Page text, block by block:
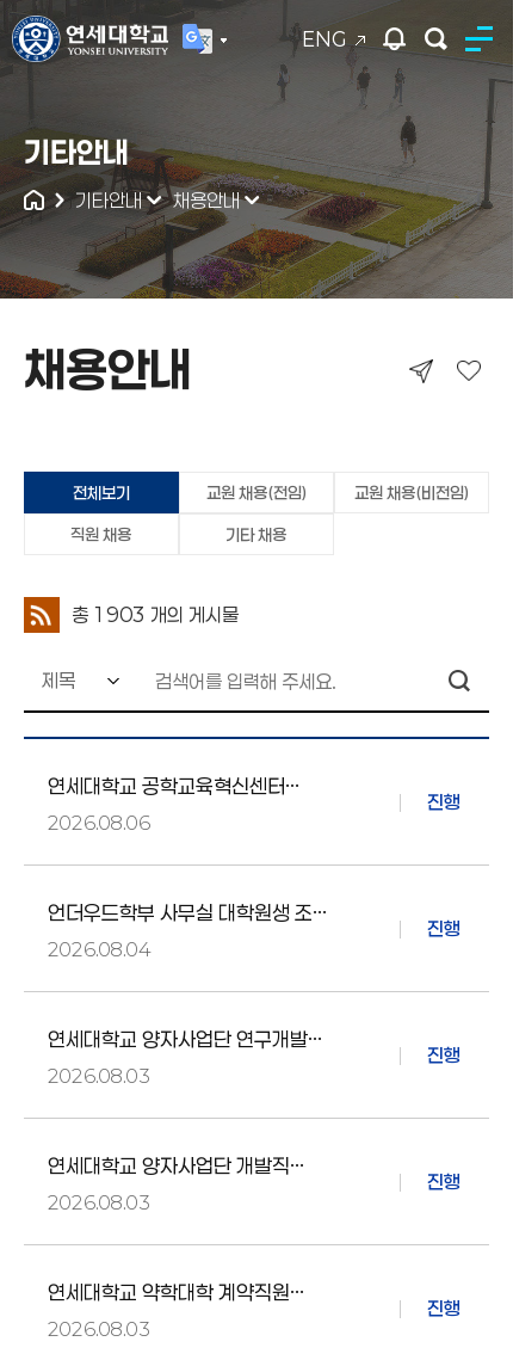
ENG
연세대학교
통합검색
기타안내
기타안내 채용안내
채용안내
채용안내
전체보기 교원 채용(전임) 교원 채용(비전임)
직원 채용 기타 채용
총 1903 개의 게시물
연세대학교 공학교육혁신센터
국고사업 운영직원 채용공고
2026.08.06
진행
언더우드학부 사무실 대학원생 조교
모집 공고(2026년 2학기)
2026.08.04
진행
연세대학교 양자사업단 연구개발
연구원 채용
2026.08.03
진행
연세대학교 양자사업단 개발직
연구원 채용
2026.08.03
진행
연세대학교 약학대학 계약직원
(실험동물시설) 채용공고
2026.08.03
진행